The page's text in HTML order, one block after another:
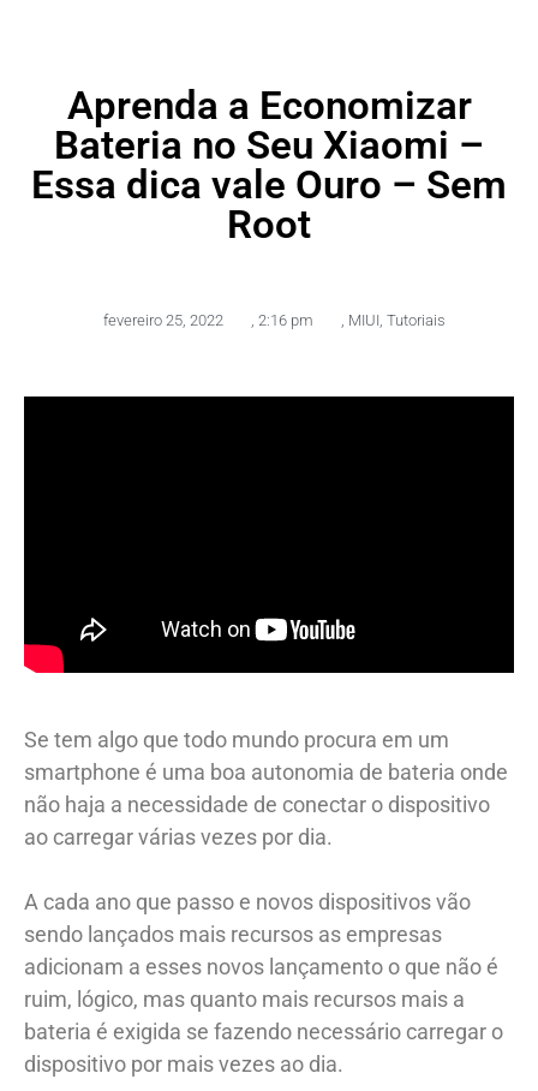
Aprenda a Economizar
Bateria no Seu Xiaomi –
Essa dica vale Ouro – Sem
Root
fevereiro 25, 2022 , 2:16 pm , MIUI, Tutoriais
Se tem algo que todo mundo procura em um
smartphone é uma boa autonomia de bateria onde
não haja a necessidade de conectar o dispositivo
ao carregar várias vezes por dia.
A cada ano que passo e novos dispositivos vão
sendo lançados mais recursos as empresas
adicionam a esses novos lançamento o que não é
ruim, lógico, mas quanto mais recursos mais a
bateria é exigida se fazendo necessário carregar o
dispositivo por mais vezes ao dia.